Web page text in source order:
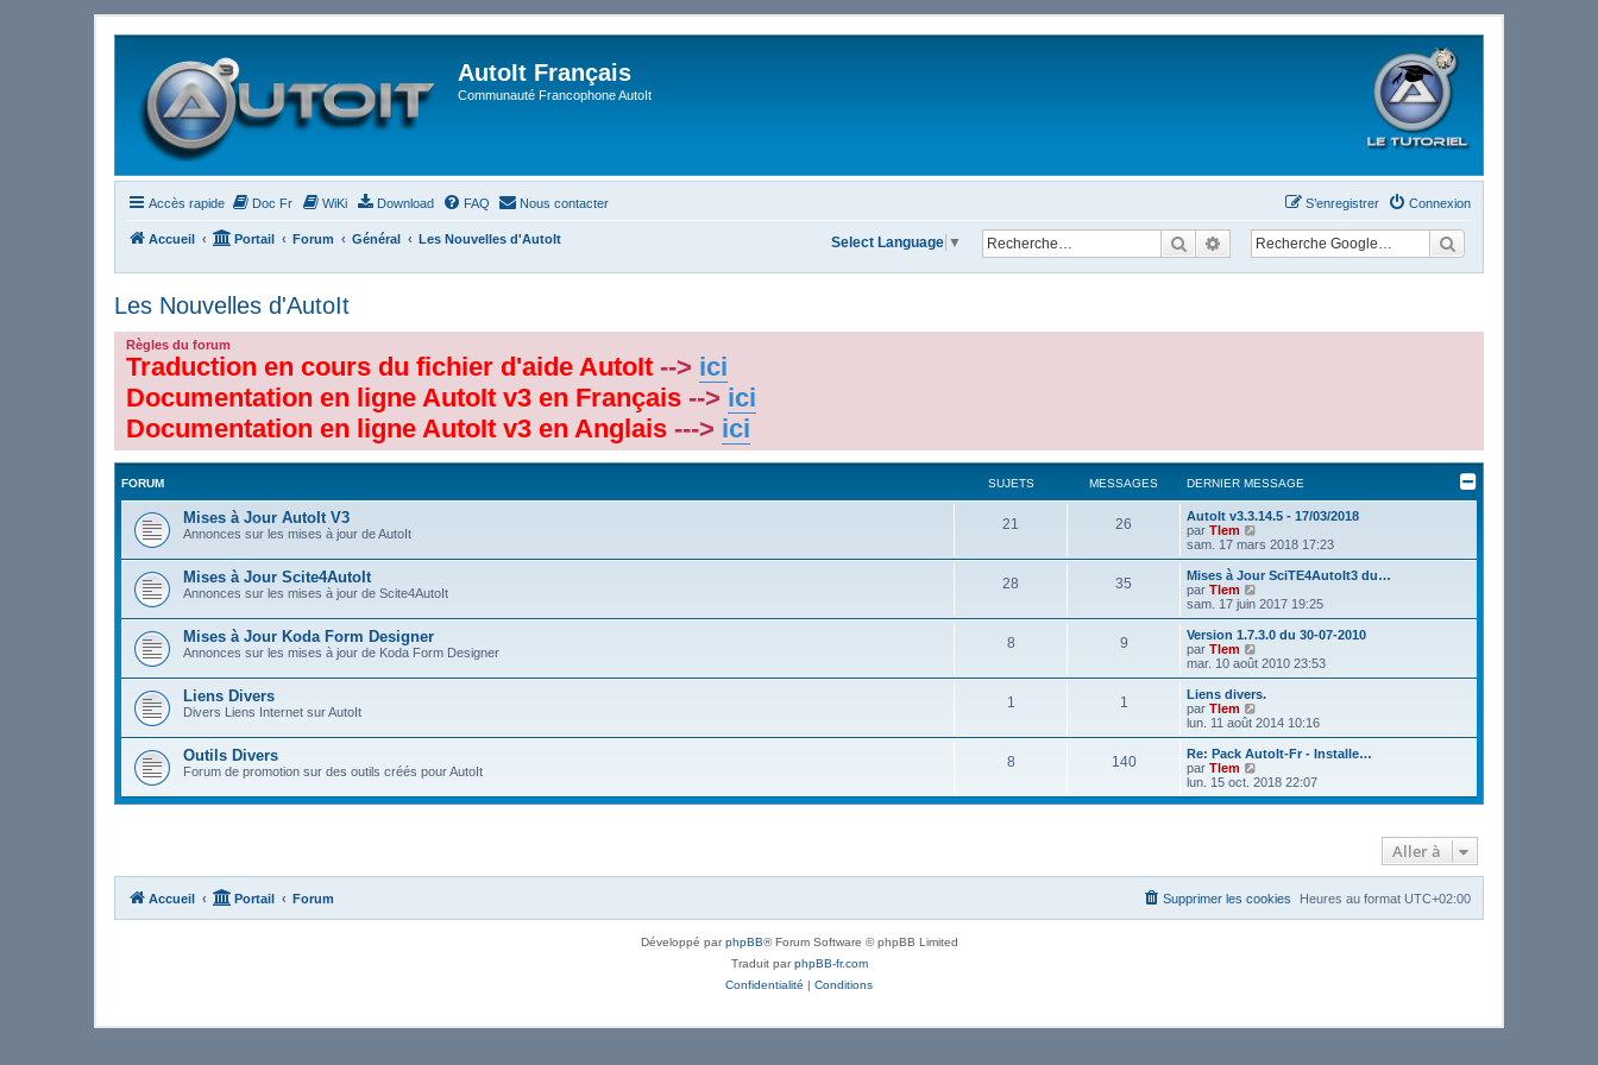
AutoIt Français
Communauté Francophone AutoIt
Accès rapide Doc Fr WiKi Download FAQ Nous contacter Connexion
S’enregistrer
Accueil Portail Forum Général Les Nouvelles d'AutoIt RechercherRecherche avancée
Select Language ▼
Les Nouvelles d'AutoIt
Règles du forum
Traduction en cours du fichier d'aide AutoIt --> ici
Documentation en ligne AutoIt v3 en Français --> ici
Documentation en ligne AutoIt v3 en Anglais ---> ici
FORUM SUJETS MESSAGES DERNIER MESSAGE
Mises à Jour AutoIt V3
Annonces sur les mises à jour de AutoIt
21 26
AutoIt v3.3.14.5 - 17/03/2018
par Tlem
o
i
r
e
e
r
n
i
r
e
s
s
g
e
sam. 17 mars 2018 17:23
Mises à Jour Scite4AutoIt
Annonces sur les mises à jour de Scite4AutoIt
28 35
Mises à Jour SciTE4AutoIt3 du…
par Tlem
o
i
r
e
r
n
i
r
e
s
sam. 17 juin 2017 19:25
Mises à Jour Koda Form Designer
Annonces sur les mises à jour de Koda Form Designer
8 9
Version 1.7.3.0 du 30-07-2010
par Tlem
o
i
r
e
e
r
n
i
e
s
g
e
mar. 10 août 2010 23:53
Liens Divers
Divers Liens Internet sur AutoIt
1 1
Liens divers.
par Tlem
o
i
r
e
e
r
m
e
s
lun. 11 août 2014 10:16
Outils Divers
Forum de promotion sur des outils créés pour AutoIt
8 140
Re: Pack AutoIt-Fr - Installe…
par Tlem
o
i
r
r
n
e
g
lun. 15 oct. 2018 22:07
Aller à
Accueil Portail Forum Heures au format UTC+02:00
Supprimer les cookies
Développé parphpBB® Forum Software © phpBB Limited
Traduit parphpBB-fr.com
Confidentialité | Conditions